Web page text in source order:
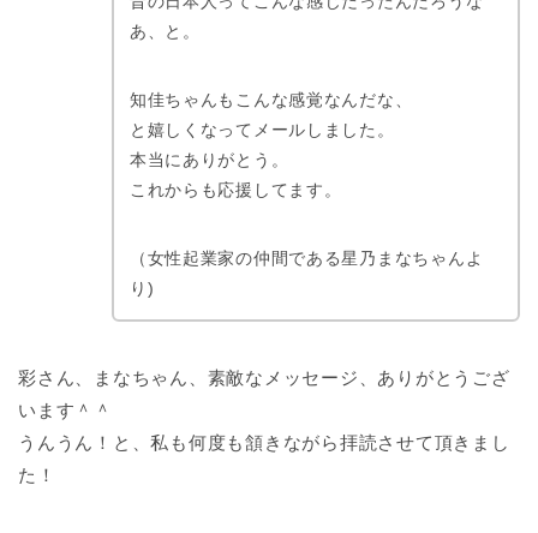
あ、と。
知佳ちゃんもこんな感覚なんだな、
と嬉しくなってメールしました。
本当にありがとう。
これからも応援してます。
（女性起業家の仲間である星乃まなちゃんよ
り)
彩さん、まなちゃん、素敵なメッセージ、ありがとうござ
います＾＾
うんうん！と、私も何度も頷きながら拝読させて頂きまし
た！